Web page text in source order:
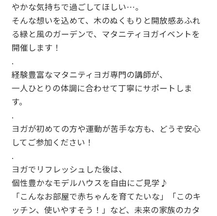
やかな気持ちで過ごしてほしい…。
そんな想いを込めて、木のぬくもりと開放感あふれ
る緑と風のガーデンで、マタニティヨガイベントを
開催します！
.
経験豊富なマタニティヨガ専門の講師が、
一人ひとりの体調に合わせて丁寧にサポートしま
す。
.
ヨガが初めての方や運動が苦手な方も、どうぞ安心
してご参加ください！
.
ヨガでリフレッシュした後は、
個性豊かなモデルハウスを自由にご見学♪
「こんなお部屋で赤ちゃんを育てたいな」「このキ
ッチン、使いやすそう！」など、未来の家族のカタ